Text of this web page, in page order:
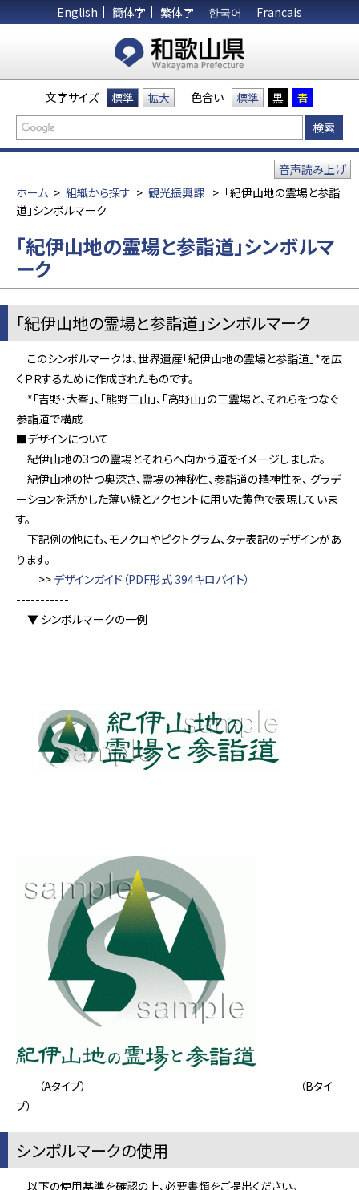
English 簡体字 繁体字 한국어 Francais
文字サイズ 標準 拡大 色合い 標準 黒 青
ホーム > 組織から探す > 観光振興課 > 「紀伊山地の霊場と参詣
道」シンボルマーク
音声読み上げ
「紀伊山地の霊場と参詣道」シンボルマ
ーク
「紀伊山地の霊場と参詣道」シンボルマーク
このシンボルマークは、世界遺産「紀伊山地の霊場と参詣道」*を広
くＰＲするために作成されたものです。
*「吉野・大峯」、「熊野三山」、「高野山」の三霊場と、それらをつなぐ
参詣道で構成
■デザインについて
紀伊山地の3つの霊場とそれらへ向かう道をイメージしました。
紀伊山地の持つ奥深さ、霊場の神秘性、参詣道の精神性を、 グラデ
ーションを活かした薄い緑とアクセントに用いた黄色で表現していま
す。
下記例の他にも、モノクロやピクトグラム、タテ表記のデザインがあ
ります。
>> デザインガイド（PDF形式 394キロバイト）
-----------
▼ シンボルマークの一例
（Aタイプ） （Bタイ
プ）
シンボルマークの使用
以下の使用基準を確認の上、必要書類をご提出ください。